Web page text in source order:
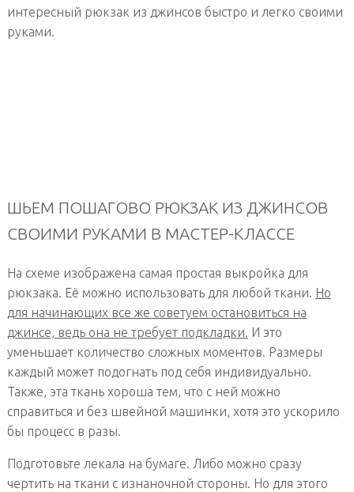
интересный рюкзак из джинсов быстро и легко своими
руками.
ШЬЕМ ПОШАГОВО РЮКЗАК ИЗ ДЖИНСОВ
СВОИМИ РУКАМИ В МАСТЕР-КЛАССЕ
На схеме изображена самая простая выкройка для
рюкзака. Её можно использовать для любой ткани. Но
для начинающих все же советуем остановиться на
джинсе, ведь она не требует подкладки. И это
уменьшает количество сложных моментов. Размеры
каждый может подогнать под себя индивидуально.
Также, эта ткань хороша тем, что с ней можно
справиться и без швейной машинки, хотя это ускорило
бы процесс в разы.
Подготовьте лекала на бумаге. Либо можно сразу
чертить на ткани с изнаночной стороны. Но для этого